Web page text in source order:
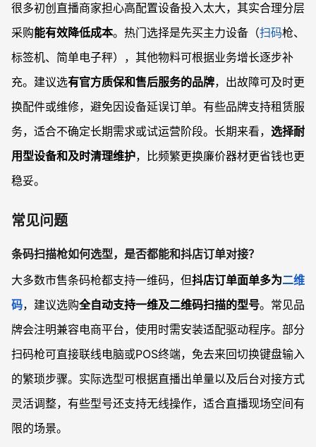
很多初创直播商家担心高配置设备投入太大，其实合理分层
采购能有效降低成本。热门选择是先买主力设备（扫码枪、
标签机、简单电子秤），其他物料可根据业务增长逐步补
充。建议选有官方质保和售后服务的品牌，出故障可及时更
换配件或维修，避免因设备延误订单。有些品牌支持租赁服
务，适合不确定长期需求或试运营阶段。长期来看， 选择耐
用型设备和及时清理维护，比频繁更换廉价器材更省钱也更
稳妥。
常见问题
条码扫描枪如何选型，是否都能和抖店订单对接？
大多数市售条码枪都支持一维码，但抖店订单面单多为二维
码，建议选购全自动支持一维及二维码扫描的型号。常见品
牌会注明兼容电商平台，使用时需安装适配驱动程序。部分
扫码枪可直接联线电脑或POS终端，免去来回切换键盘输入
的繁琐步骤。实际选型可根据直播出单量以及后台对接方式
灵活调整，有些型号还支持无线操作，适合直播现场空间有
限的场景。